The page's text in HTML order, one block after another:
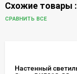
Схожие товары :
СРАВНИТЬ ВСЕ
Настенный